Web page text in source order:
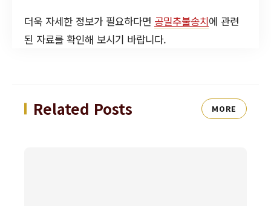
더욱 자세한 정보가 필요하다면 공밀추불송치에 관련
된 자료를 확인해 보시기 바랍니다.
Related Posts MORE